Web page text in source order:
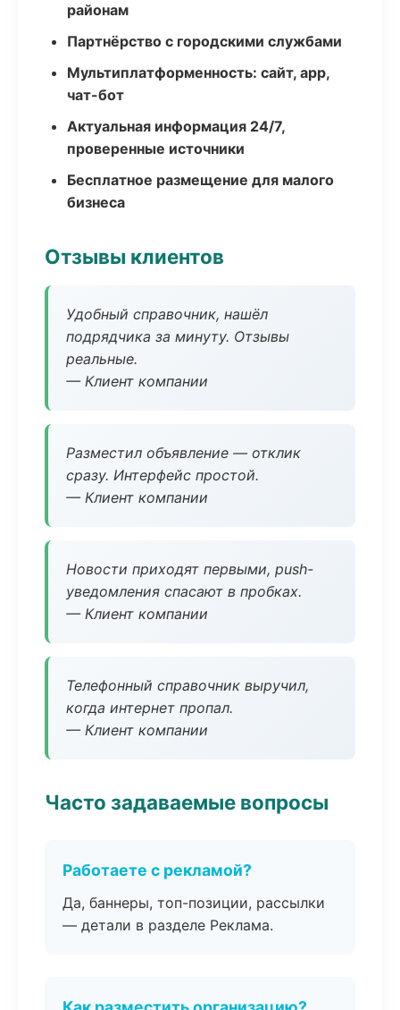
районам
Партнёрство с городскими службами
Мультиплатформенность: сайт, app,
чат-бот
Актуальная информация 24/7,
проверенные источники
Бесплатное размещение для малого
бизнеса
Отзывы клиентов
Удобный справочник, нашёл
подрядчика за минуту. Отзывы
реальные.
— Клиент компании
Разместил объявление — отклик
сразу. Интерфейс простой.
— Клиент компании
Новости приходят первыми, push-
уведомления спасают в пробках.
— Клиент компании
Телефонный справочник выручил,
когда интернет пропал.
— Клиент компании
Часто задаваемые вопросы
Работаете с рекламой?
Да, баннеры, топ-позиции, рассылки
— детали в разделе Реклама.